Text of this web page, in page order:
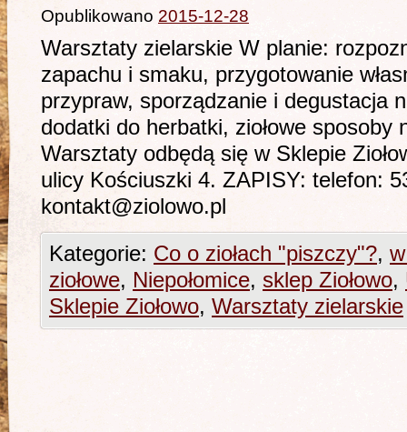
Opublikowano 2015-12-28
Warsztaty zielarskie W planie:
zapachu i smaku, przygotowanie
przypraw, sporządzanie i degustacja
dodatki do herbatki, ziołowe sposoby
Warsztaty odbędą się w Sklepie
ulicy Kościuszki 4. ZAPISY: telefon:
kontakt@ziolowo.pl
Kategorie: Co o ziołach "piszczy"?,
ziołowe, Niepołomice, sklep Ziołowo,
Sklepie Ziołowo, Warsztaty zielarskie